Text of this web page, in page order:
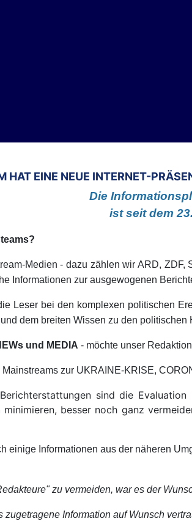
EINE NEUE INTERNET-
Die
ist seit dem
Medien - dazu zählen wir ARD,
Informationen zur ausgewogenen
Leser bei den komplexen politischen
dem breiten Wissen zu den politischen
und MEDIA - möchte unser
zur UKRAINE-KRISE,
sind die
besser noch ganz
einige Informationen aus der näheren
zu vermeiden, war es der
Information auf Wunsch